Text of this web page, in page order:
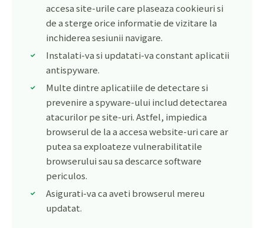
accesa site-urile care plaseaza cookieuri si
de a sterge orice informatie de vizitare la
inchiderea sesiunii navigare.
Instalati-va si updatati-va constant aplicatii
antispyware.
Multe dintre aplicatiile de detectare si
prevenire a spyware-ului includ detectarea
atacurilor pe site-uri. Astfel, impiedica
browserul de la a accesa website-uri care ar
putea sa exploateze vulnerabilitatile
browserului sau sa descarce software
periculos.
Asigurati-va ca aveti browserul mereu
updatat.